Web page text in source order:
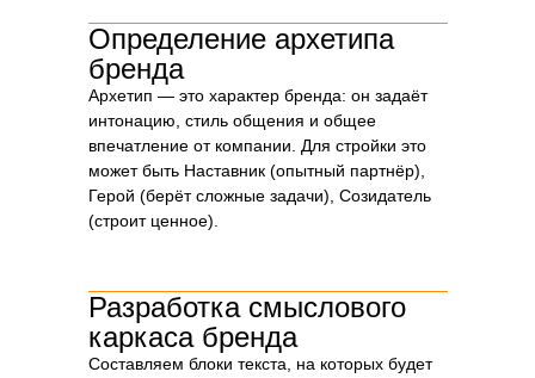
Определение архетипа
бренда
Архетип — это характер бренда: он задаёт
интонацию, стиль общения и общее
впечатление от компании. Для стройки это
может быть Наставник (опытный партнёр),
Герой (берёт сложные задачи), Созидатель
(строит ценное).
Разработка смыслового
каркаса бренда
Составляем блоки текста, на которых будет
вашей строительной компании, мы проходим через
серию глубоких этапов. Каждый шаг — это вклад в
стратегию, на которой будет держаться весь бренд.
Этапы разработки бренд-
платформы для строительной
компании